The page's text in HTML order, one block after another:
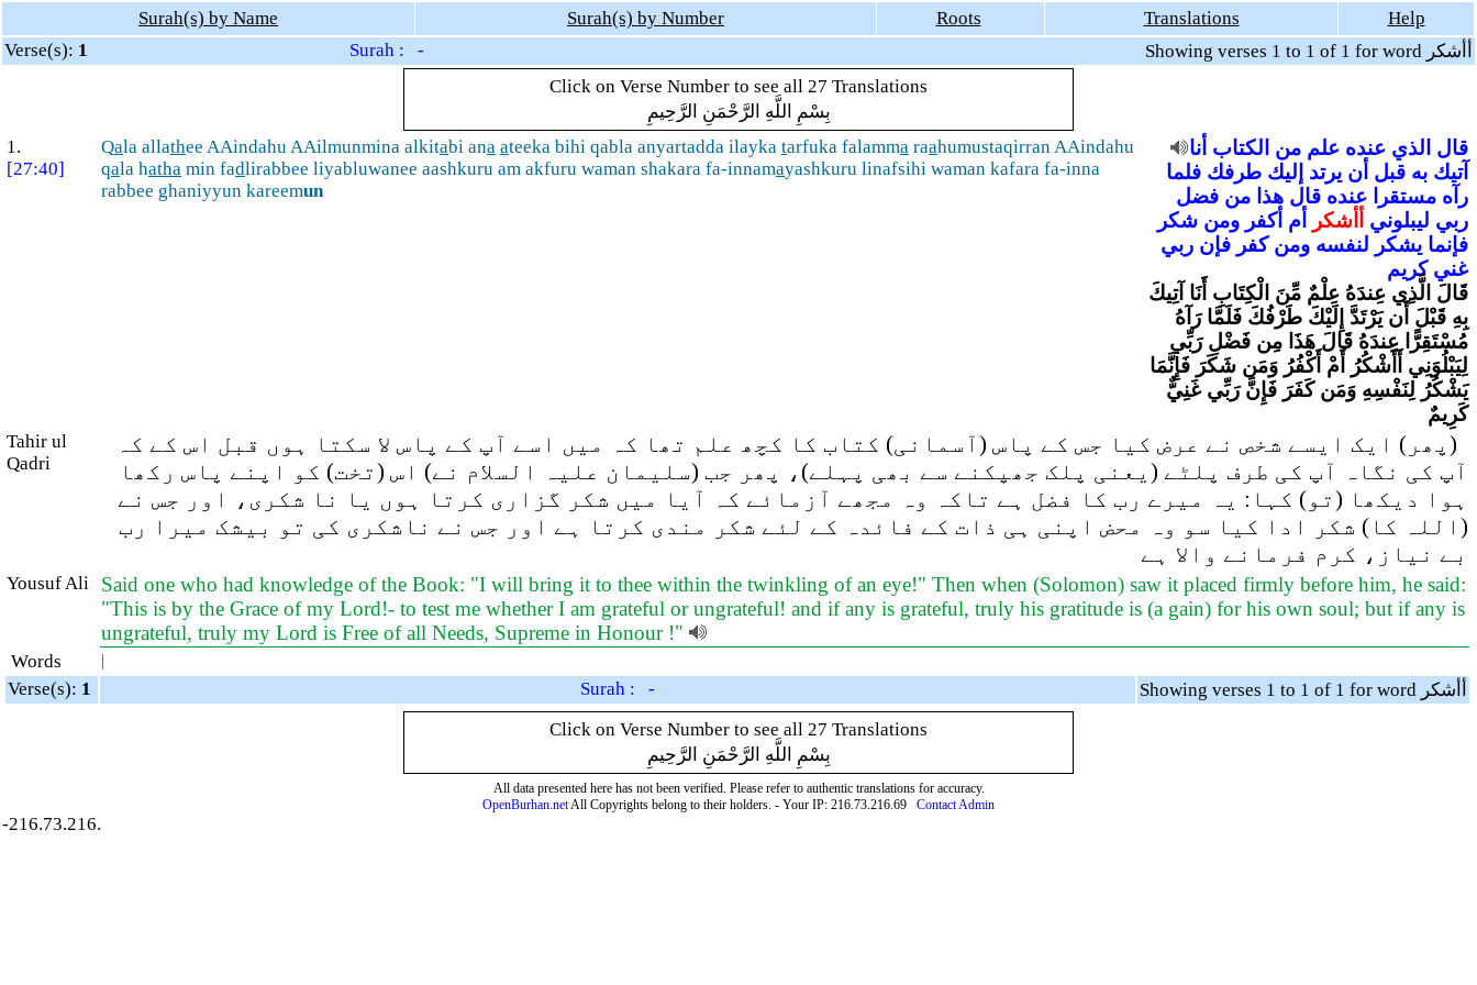
Surah(s) by Name Surah(s) by Number Roots Translations
Help
Verse(s): 1 Surah : -
Showing verses 1 to 1 of 1 for word أأشكر
Click on Verse Number to see all 27 Translations
بِسْمِ اللَّهِ الرَّحْمَنِ الرَّحِيمِ
1.
[27:40]
Qala allathee AAindahu AAilmunmina alkitabi ana ateeka bihi qabla anyartadda ilayka tarfuka falamma raahumustaqirran AAindahu
qala hatha min fadlirabbee liyabluwanee aashkuru am akfuru waman shakara fa-innamayashkuru linafsihi waman kafara fa-inna
rabbee ghaniyyun kareemun
قال الذي عنده علم من الكتاب أنا
آتيك به قبل أن يرتد إليك طرفك فلما
رآه مستقرا عنده قال هذا من فضل
ربي ليبلوني أأشكر أم أكفر ومن شكر
فإنما يشكر لنفسه ومن كفر فإن ربي
غني كريم
قَالَ الَّذِي عِندَهُ عِلْمٌ مِّنَ الْكِتَابِ أَنَا آتِيكَ
بِهِ قَبْلَ أَن يَرْتَدَّ إِلَيْكَ طَرْفُكَ فَلَمَّا رَآهُ
مُسْتَقِرًّا عِندَهُ قَالَ هَذَا مِن فَضْلِ رَبِّي
لِيَبْلُوَنِي أَأَشْكُرُ أَمْ أَكْفُرُ وَمَن شَكَرَ فَإِنَّمَا
يَشْكُرُ لِنَفْسِهِ وَمَن كَفَرَ فَإِنَّ رَبِّي غَنِيٌّ
كَرِيمٌ
Tahir ul
Qadri
(پھر) ایک ایسے شخص نے عرض کیا جس کے پاس (آسمانی) کتاب کا کچھ علم تھا کہ میں اسے آپ کے پاس لا سکتا ہوں قبل اس کے کہ
آپ کی نگاہ آپ کی طرف پلٹے (یعنی پلک جھپکنے سے بھی پہلے)، پھر جب (سلیمان علیہ السلام نے) اس (تخت) کو اپنے پاس رکھا
ہوا دیکھا (تو) کہا: یہ میرے رب کا فضل ہے تاکہ وہ مجھے آزمائے کہ آیا میں شکر گزاری کرتا ہوں یا نا شکری، اور جس نے
(اللہ کا) شکر ادا کیا سو وہ محض اپنی ہی ذات کے فائدہ کے لئے شکر مندی کرتا ہے اور جس نے ناشکری کی تو بیشک میرا رب
بے نیاز، کرم فرمانے والا ہے
Yousuf Ali
Said one who had knowledge of the Book: "I will bring it to thee within the twinkling of an eye!" Then when (Solomon) saw it placed firmly before him, he said:
"This is by the Grace of my Lord!- to test me whether I am grateful or ungrateful! and if any is grateful, truly his gratitude is (a gain) for his own soul; but if any is
ungrateful, truly my Lord is Free of all Needs, Supreme in Honour !"
Words |
Verse(s): 1 Surah : -
Showing verses 1 to 1 of 1 for word أأشكر
Click on Verse Number to see all 27 Translations
بِسْمِ اللَّهِ الرَّحْمَنِ الرَّحِيمِ
All data presented here has not been verified. Please refer to authentic translations for accuracy.
OpenBurhan.netAll Copyrights belong to their holders. - Your IP: 216.73.216.69 Contact Admin
-216.73.216.